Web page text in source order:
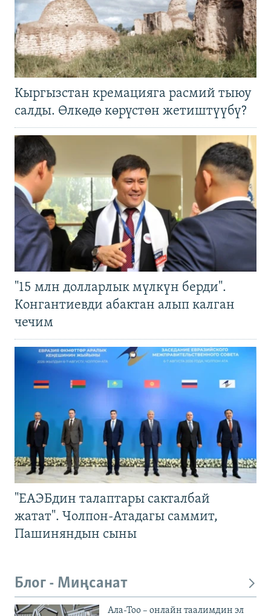
Кыргызстан кремацияга расмий тыюу
салды. Өлкөдө көрүстөн жетиштүүбү?
"15 млн долларлык мүлкүн берди".
Конгантиевди абактан алып калган
чечим
"ЕАЭБдин талаптары сакталбай
жатат". Чолпон-Атадагы саммит,
Пашиняндын сыны
Блог - Миңсанат
Ала-Тоо – онлайн таалимдин эл